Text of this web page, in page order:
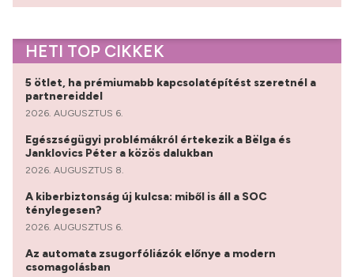
HETI TOP CIKKEK
5 ötlet, ha prémiumabb kapcsolatépítést szeretnél a
partnereiddel
2026. AUGUSZTUS 6.
Egészségügyi problémákról értekezik a Bëlga és
Janklovics Péter a közös dalukban
2026. AUGUSZTUS 8.
A kiberbiztonság új kulcsa: miből is áll a SOC
ténylegesen?
2026. AUGUSZTUS 6.
Az automata zsugorfóliázók előnye a modern
csomagolásban